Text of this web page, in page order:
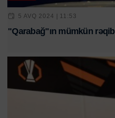
5 AVQ 2024 | 11:53
"Qarabağ"ın mümkün